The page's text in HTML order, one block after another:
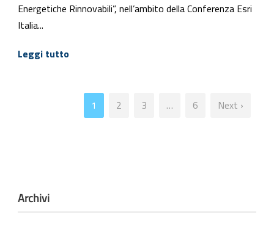
Energetiche Rinnovabili”, nell’ambito della Conferenza Esri
Italia...
Leggi tutto
1 2 3 … 6 Next ›
Archivi